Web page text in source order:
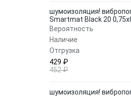
шумоизоляция!
Smartmat Black 20
Вероятность
Наличие
Отгрузка
429 ₽
452 ₽
шумоизоляция!